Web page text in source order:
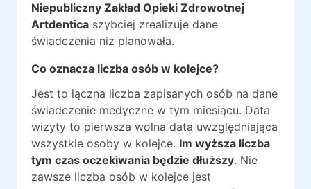
Niepubliczny Zakład Opieki Zdrowotnej
Artdentica szybciej zrealizuje dane
świadczenia niz planowała.
Co oznacza liczba osób w kolejce?
Jest to łączna liczba zapisanych osób na dane
świadczenie medyczne w tym miesiącu. Data
wizyty to pierwsza wolna data uwzględniająca
wszystkie osoby w kolejce. Im wyższa liczba
tym czas oczekiwania będzie dłuższy. Nie
zawsze liczba osób w kolejce jest